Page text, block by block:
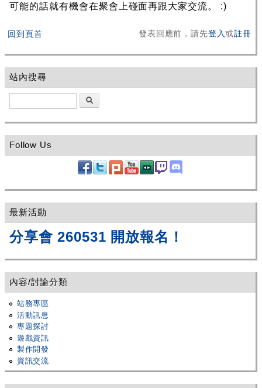
可能的話就有機會在聚會上碰面再跟大家交流。 :)
回到頁首 發表回應前，請先登入或註冊
站內搜尋
Follow Us
最新活動
分享會 260531 開放報名！
內容/討論分類
站務專區
活動訊息
專題探討
遊戲資訊
製作開發
資訊交流